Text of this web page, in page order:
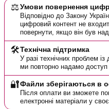
⚖️Умови повернення
Відповідно до Закону
цифровий контент не
повернути, якщо він був
🛠️Технічна підтримка
У разі технічних проблем
ми повторно надамо доступ
🔐Файли зберігаються в
Після оплати ви зможете
електронні матеріали у